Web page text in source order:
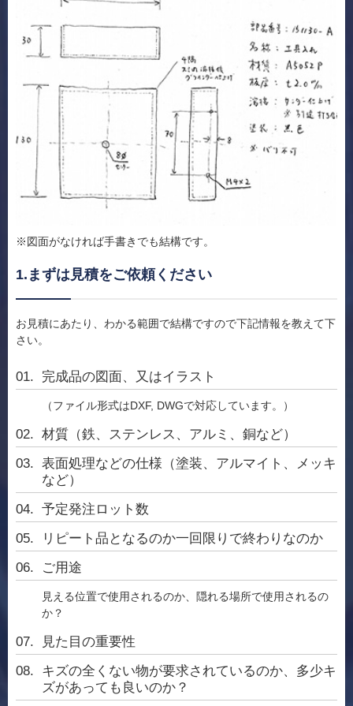
※図面がなければ手書きでも結構です。
1.まずは見積をご依頼ください
お見積にあたり、わかる範囲で結構ですので下記情報を教えて下
さい。
完成品の図面、又はイラスト
（ファイル形式はDXF, DWGで対応しています。）
材質（鉄、ステンレス、アルミ、銅など）
表面処理などの仕様（塗装、アルマイト、メッキ
など）
予定発注ロット数
リピート品となるのか一回限りで終わりなのか
ご用途
見える位置で使用されるのか、隠れる場所で使用されるの
か？
見た目の重要性
キズの全くない物が要求されているのか、多少キ
ズがあっても良いのか？